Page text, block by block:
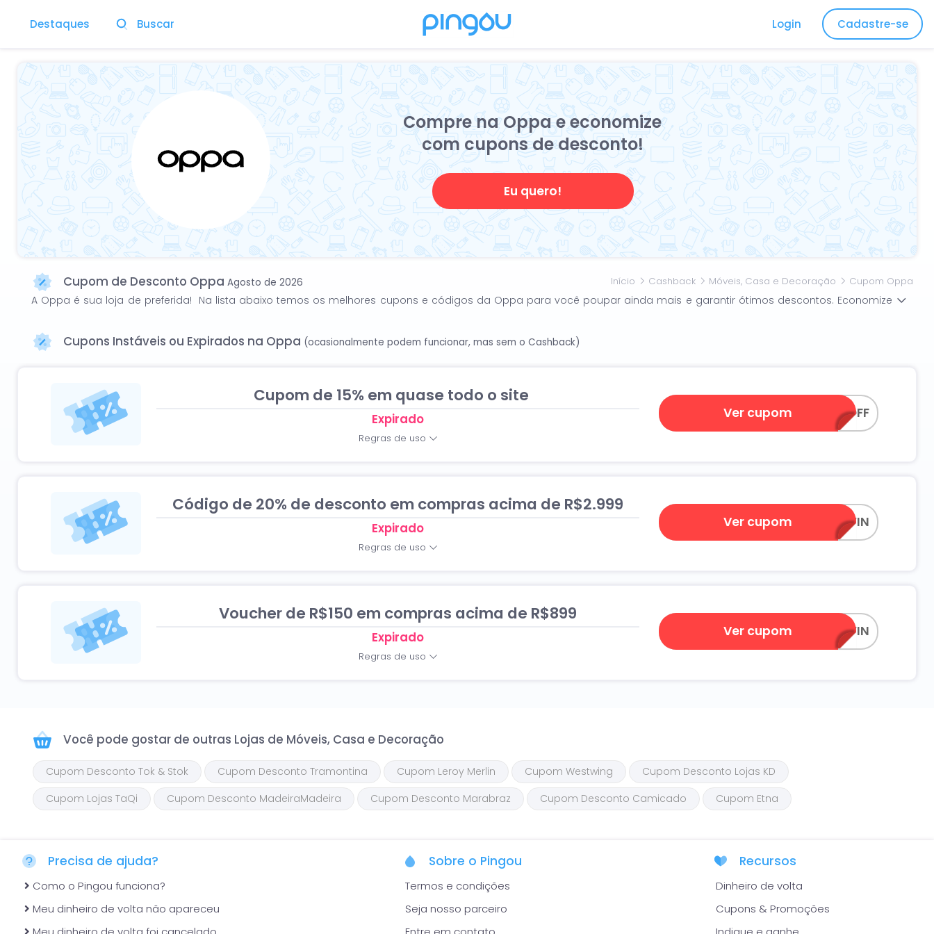
Destaques Buscar Login Cadastre-se
Compre na Oppa e economize
com cupons de desconto!
Eu quero!
Início Cashback Móveis, Casa e Decoração Cupom Oppa
Cupom de Desconto Oppa Agosto de 2026
A Oppa é sua loja de preferida! Na lista abaixo temos os melhores cupons e códigos da Oppa para você poupar ainda mais e garantir ótimos descontos. Economize
Cupons Instáveis ou Expirados na Oppa (ocasionalmente podem funcionar, mas sem o Cashback)
Cupom de 15% em quase todo o site
Expirado
Regras de uso
Ver cupom GANHE15OFF
Código de 20% de desconto em compras acima de R$2.999
Expirado
Regras de uso
Ver cupom20PRESENTEAWIN
Voucher de R$150 em compras acima de R$899
Expirado
Regras de uso
Ver cupom150PRESENTEAWIN
Você pode gostar de outras Lojas de Móveis, Casa e Decoração
Cupom Desconto Tok & Stok Cupom Desconto Tramontina Cupom Leroy Merlin Cupom Westwing
Cupom Desconto Lojas KD
Cupom Lojas TaQi
Cupom Desconto MadeiraMadeira Cupom Desconto Marabraz Cupom Desconto Camicado Cupom Etna
Precisa de ajuda?
Como o Pingou funciona?
Meu dinheiro de volta não apareceu
Sobre o Pingou
Termos e condições
Seja nosso parceiro
Recursos
Dinheiro de volta
Cupons & Promoções